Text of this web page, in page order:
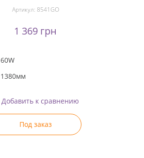
Артикул: 8541GO
1 369 грн
60W
1380мм
Добавить к сравнению
Под заказ